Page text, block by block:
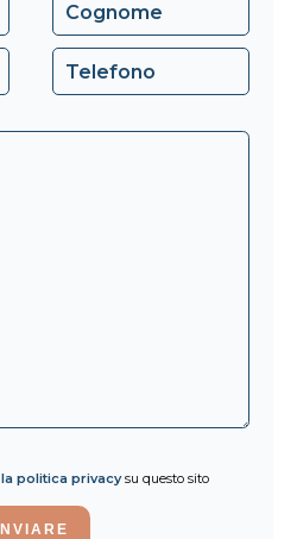
la politica privacysu questo sito
INVIARE